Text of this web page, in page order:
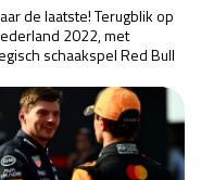
de laatste! Terugblik op
2022, met
schaakspel Red Bull